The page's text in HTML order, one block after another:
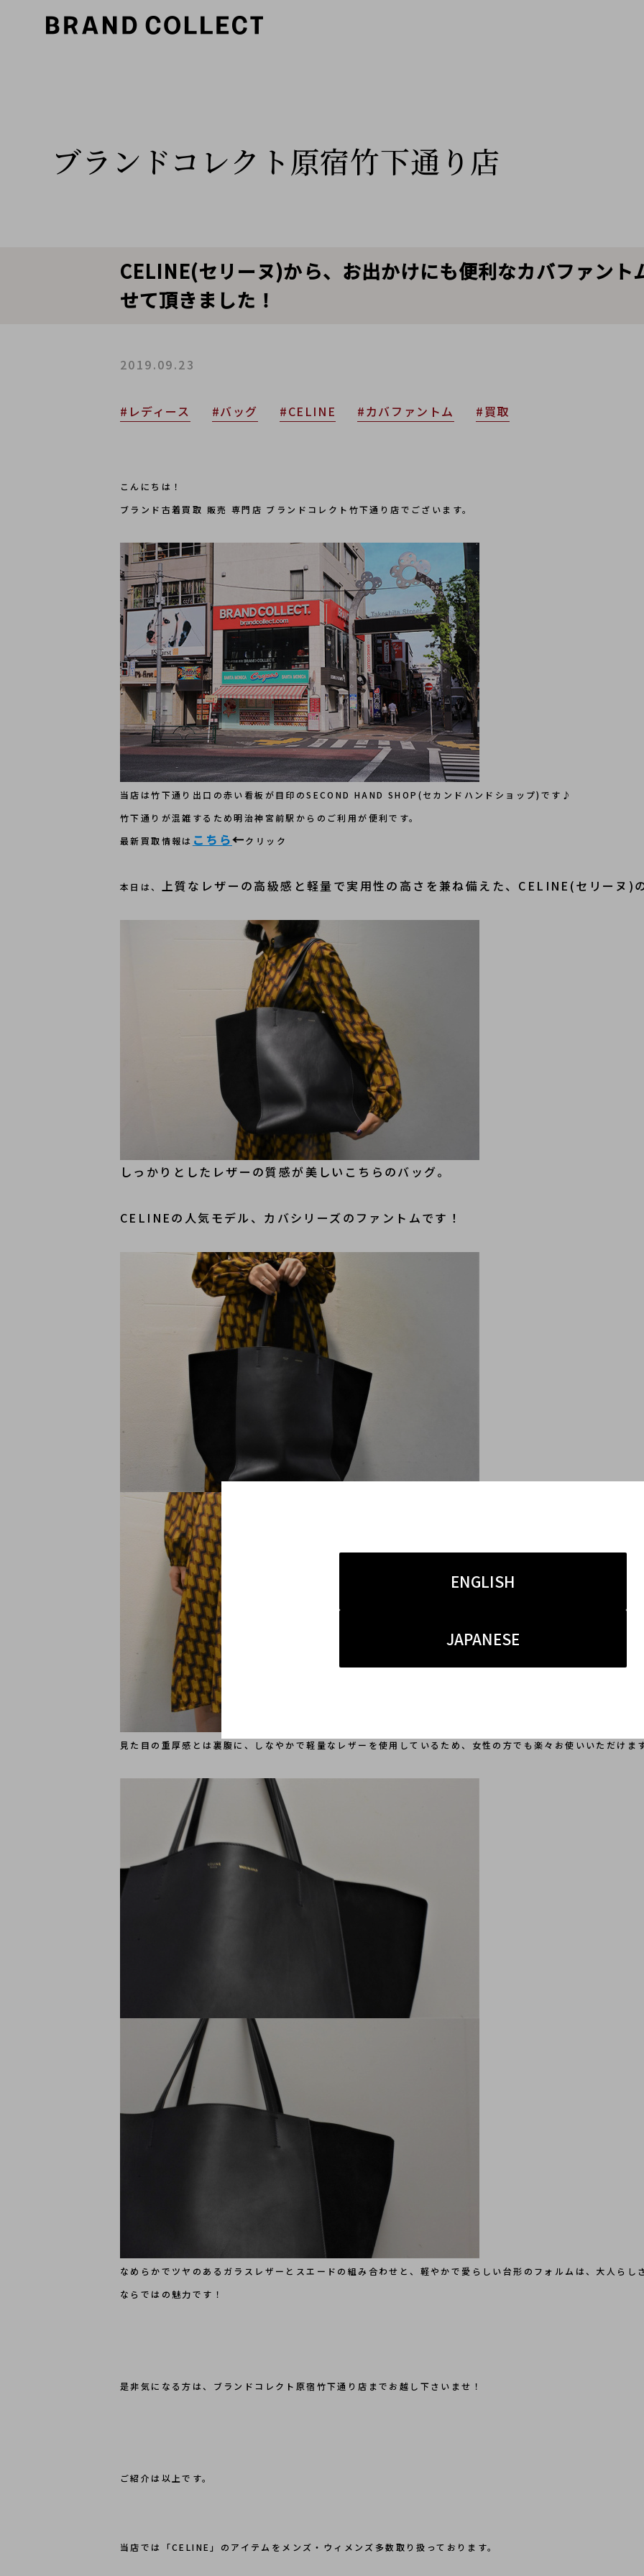
ENGLISH
JAPANESE
ブランドコレクト原宿竹下通り店
CELINE(セリーヌ)から、お出かけにも便利なカバファント
せて頂きました！
2019.09.23
#レディース #バッグ #CELINE #カバファントム #買取
こんにちは！
ブランド古着買取 販売 専門店 ブランドコレクト竹下通り店でございます。
当店は竹下通り出口の赤い看板が目印のSECOND HAND SHOP(セカンドハンドショップ)です♪
竹下通りが混雑するため明治神宮前駅からのご利用が便利です。
最新買取情報は こちら←クリック
本日は、 上質なレザーの高級感と軽量で実用性の高さを兼ね備えた、CELINE(セリーヌ)
しっかりとしたレザーの質感が美しいこちらのバッグ。
CELINEの人気モデル、カバシリーズのファントムです！
見た目の重厚感とは裏腹に、しなやかで軽量なレザーを使用しているため、女性の方でも楽々お使いいただけ
なめらかでツヤのあるガラスレザーとスエードの組み合わせと、軽やかで愛らしい台形のフォルムは、大人ら
ならではの魅力です！
是非気になる方は、ブランドコレクト原宿竹下通り店までお越し下さいませ！
ご紹介は以上です。
当店では「CELINE」のアイテムをメンズ・ウィメンズ多数取り扱っております。